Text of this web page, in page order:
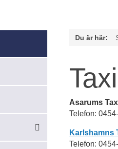
Du är här:
Taxi
Asarums
Telefon:
Karlshamns
Telefon: